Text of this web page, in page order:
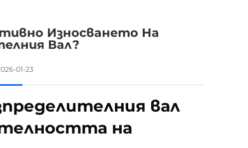
Износването На
Вал?
01-23
вал
на